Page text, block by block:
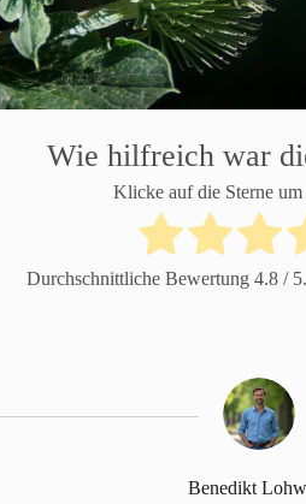
Wie hilfreich war
Klicke auf die Sterne
Durchschnittliche Bewertung 4.8/
Benedikt